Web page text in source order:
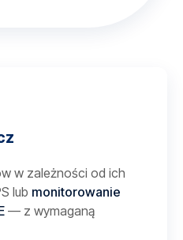
w zależności od ich
lub monitorowanie
— z wymaganą